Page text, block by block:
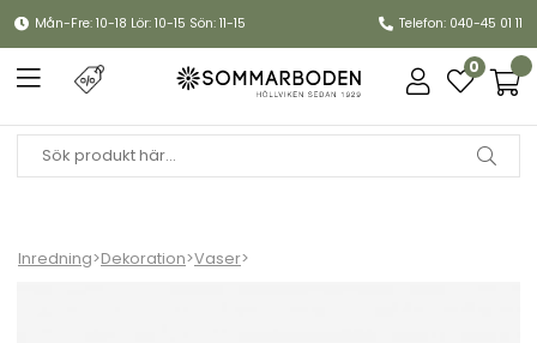
Mån-Fre: 10-18 Lör: 10-15 Sön: 11-15 Telefon: 040-45 01 11
0
Inredning>Dekoration>Vaser>